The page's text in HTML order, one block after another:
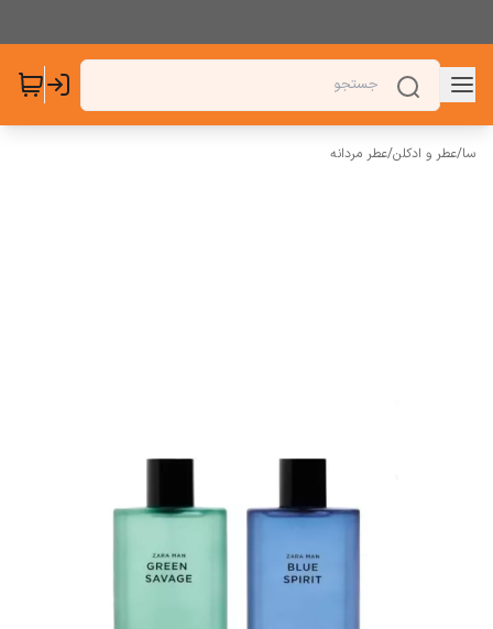
سا/عطر و ادکلن/عطر مردانه